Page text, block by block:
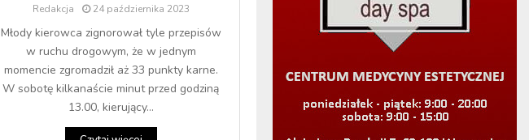
Redakcja 24 października 2023
Młody kierowca zignorował tyle przepisów
w ruchu drogowym, że w jednym
momencie zgromadził aż 33 punkty karne.
W sobotę kilkanaście minut przed godziną
13.00, kierujący...